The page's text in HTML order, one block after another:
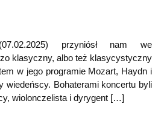
przyniósł nam we
klasyczny, albo też klasycystyczny
w jego programie Mozart, Haydn i
wiedeńscy. Bohaterami koncertu byli
wiolonczelista i dyrygent […]